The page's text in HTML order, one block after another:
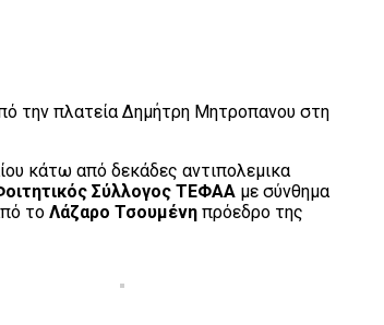
την πλατεία Δημήτρη Μητροπανου στη
κάτω από δεκάδες αντιπολεμικα
Σύλλογος ΤΕΦΑΑ με σύνθημα
το Λάζαρο Τσουμένη πρόεδρο της